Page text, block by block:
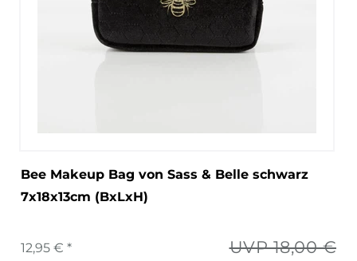
Bee Makeup Bag von Sass & Belle schwarz
7x18x13cm (BxLxH)
UVP 18,00 €
12,95 € *